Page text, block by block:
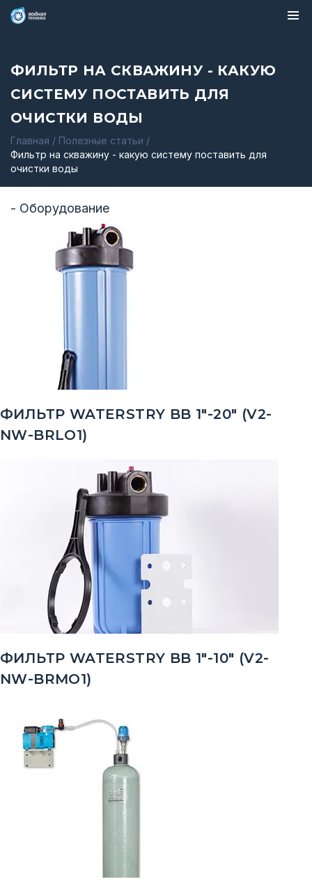
ФИЛЬТР НА СКВАЖИНУ - КАКУЮ
СИСТЕМУ ПОСТАВИТЬ ДЛЯ
ОЧИСТКИ ВОДЫ
Главная / Полезные статьи /
Фильтр на скважину - какую систему поставить для
очистки воды
- Оборудование
ФИЛЬТР WATERSTRY BB 1"-20" (V2-
NW-BRLO1)
ФИЛЬТР WATERSTRY BB 1"-10" (V2-
NW-BRMO1)